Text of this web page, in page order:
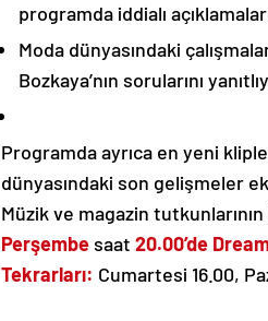
programda iddialı
Moda dünyasındaki
Bozkaya’nın sorularını
Programda ayrıca en yeni
dünyasındaki son gelişmeler
Müzik ve magazin
Perşembe saat 20.00’de
Tekrarları: Cumartesi 16.00,